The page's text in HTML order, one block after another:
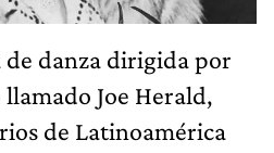
de danza dirigida por
Joe Herald,
de Latinoamérica